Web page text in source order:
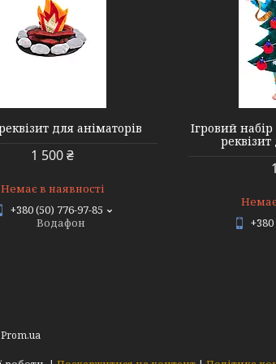
для аніматорів
1 500 ₴
Немає в наявності
+380 (50) 776-97-85
Водафон
Ігровий
Prom.ua